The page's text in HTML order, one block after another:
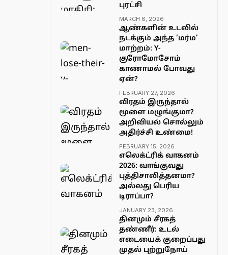
புரட்சி
MARCH 6, 2026
ஆண்களின் உடலில்
நடக்கும் அந்த ‘மர்ம’
மாற்றம்: Y-
குரோமோசோம்
காணாமல் போவது
ஏன்?
FEBRUARY 27, 2026
விரதம் இருந்தால்
மூளை மழுங்குமா?
அறிவியல் சொல்லும்
அதிர்ச்சி உண்மை!
FEBRUARY 15, 2026
எலெக்ட்ரிக் வாகனம்
2026: வாங்குவது
புத்திசாலித்தனமா?
அல்லது பெரிய
டிராப்பா?
JANUARY 23, 2026
தினமும் சீரகத்
தண்ணீர்: உடல்
எடையைக் குறைப்பது
முதல் புற்றுநோய்